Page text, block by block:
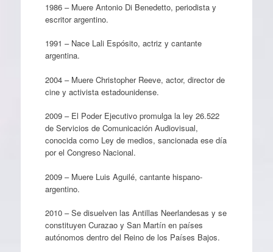
1986 – Muere Antonio Di Benedetto, periodista y
escritor argentino.
1991 – Nace Lali Espósito, actriz y cantante
argentina.
2004 – Muere Christopher Reeve, actor, director de
cine y activista estadounidense.
2009 – El Poder Ejecutivo promulga la ley 26.522
de Servicios de Comunicación Audiovisual,
conocida como Ley de medios, sancionada ese día
por el Congreso Nacional.
2009 – Muere Luis Aguilé, cantante hispano-
argentino.
2010 – Se disuelven las Antillas Neerlandesas y se
constituyen Curazao y San Martín en países
autónomos dentro del Reino de los Países Bajos.